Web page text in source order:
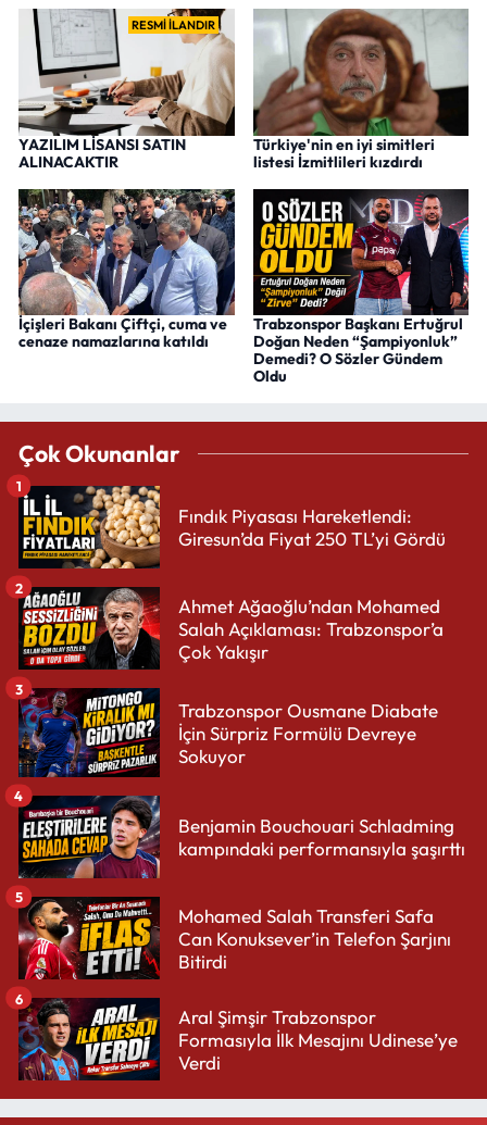
RESMİ İLANDIR
YAZILIM LİSANSI SATIN
ALINACAKTIR
Türkiye'nin en iyi simitleri
listesi İzmitlileri kızdırdı
İçişleri Bakanı Çiftçi, cuma ve
cenaze namazlarına katıldı
Trabzonspor Başkanı Ertuğrul
Doğan Neden “Şampiyonluk”
Demedi? O Sözler Gündem
Oldu
Çok Okunanlar
Fındık Piyasası Hareketlendi:
Giresun’da Fiyat 250 TL’yi Gördü
1
Ahmet Ağaoğlu’ndan Mohamed
Salah Açıklaması: Trabzonspor’a
Çok Yakışır
2
Trabzonspor Ousmane Diabate
İçin Sürpriz Formülü Devreye
Sokuyor
3
Benjamin Bouchouari Schladming
kampındaki performansıyla şaşırttı
4
Mohamed Salah Transferi Safa
Can Konuksever’in Telefon Şarjını
Bitirdi
5
Aral Şimşir Trabzonspor
Formasıyla İlk Mesajını Udinese’ye
Verdi
6